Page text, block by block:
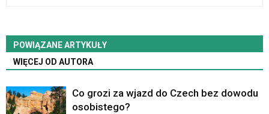
POWIĄZANE ARTYKUŁY
WIĘCEJ OD AUTORA
Co grozi za wjazd do Czech bez dowodu
osobistego?